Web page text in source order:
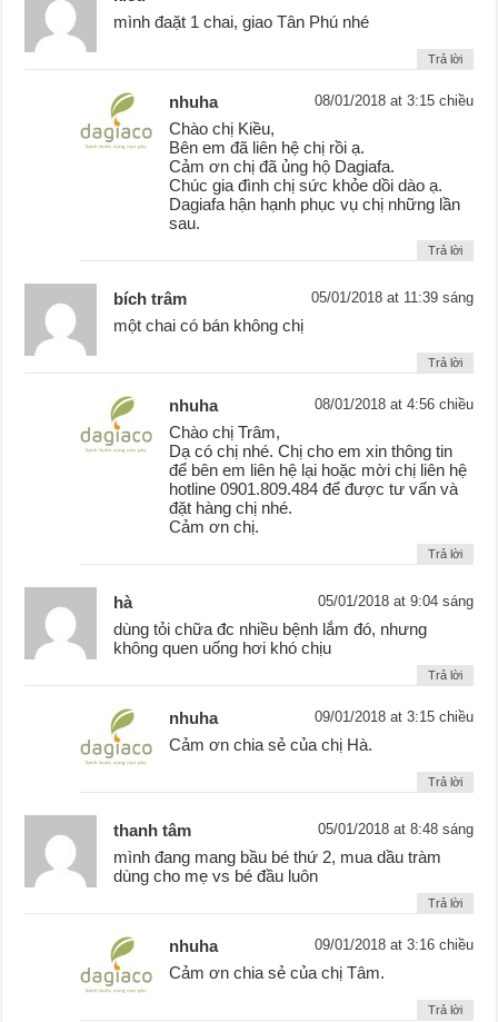
mình đaặt 1 chai, giao Tân Phú nhé
Trả lời
nhuha 08/01/2018 at 3:15 chiều
Chào chị Kiều,
Bên em đã liên hệ chị rồi ạ.
Cảm ơn chị đã ủng hộ Dagiafa.
Chúc gia đình chị sức khỏe dồi dào ạ.
Dagiafa hận hạnh phục vụ chị những lần
sau.
Trả lời
bích trâm 05/01/2018 at 11:39 sáng
một chai có bán không chị
Trả lời
nhuha 08/01/2018 at 4:56 chiều
Chào chị Trâm,
Dạ có chị nhé. Chị cho em xin thông tin
để bên em liên hệ lại hoặc mời chị liên hệ
hotline 0901.809.484 để được tư vấn và
đặt hàng chị nhé.
Cảm ơn chị.
Trả lời
hà 05/01/2018 at 9:04 sáng
dùng tỏi chữa đc nhiều bệnh lắm đó, nhưng
không quen uống hơi khó chịu
Trả lời
nhuha 09/01/2018 at 3:15 chiều
Cảm ơn chia sẻ của chị Hà.
Trả lời
thanh tâm 05/01/2018 at 8:48 sáng
mình đang mang bầu bé thứ 2, mua dầu tràm
dùng cho mẹ vs bé đầu luôn
Trả lời
nhuha 09/01/2018 at 3:16 chiều
Cảm ơn chia sẻ của chị Tâm.
Trả lời